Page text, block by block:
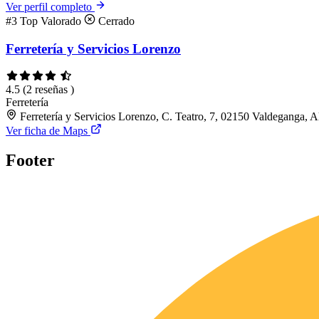
Ver perfil completo
#3 Top Valorado Cerrado
Ferretería y Servicios Lorenzo
4.5 (2 reseñas )
Ferretería
Ferretería y Servicios Lorenzo, C. Teatro, 7, 02150 Valdeganga,
Ver ficha de Maps
Footer